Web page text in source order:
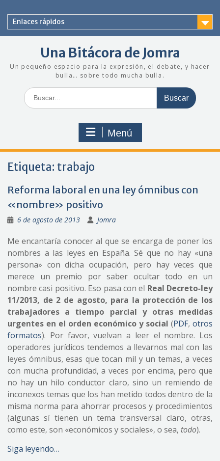
contenido
Enlaces rápidos
Una Bitácora de Jomra
Un pequeño espacio para la expresión, el debate, y hacer
bulla… sobre todo mucha bulla.
Buscar:
Menú
Etiqueta: trabajo
Reforma laboral en una ley ómnibus con
«nombre» positivo
6 de agosto de 2013 Jomra
Me encantaría conocer al que se encarga de poner los
nombres a las leyes en España. Sé que no hay «una
persona» con dicha ocupación, pero hay veces que
merece un premio por saber ocultar todo en un
nombre casi positivo. Eso pasa con el Real Decreto-ley
11/2013, de 2 de agosto, para la protección de los
trabajadores a tiempo parcial y otras medidas
urgentes en el orden económico y social (PDF, otros
formatos). Por favor, vuelvan a leer el nombre. Los
operadores jurídicos tendemos a llevarnos mal con las
leyes ómnibus, esas que tocan mil y un temas, a veces
con mucha profundidad, a veces por encima, pero que
no hay un hilo conductor claro, sino un remiendo de
inconexos temas que los han metido todos dentro de la
misma norma para ahorrar procesos y procedimientos
(algunas sí tienen un tema transversal claro, otras,
como este, son «económicos y sociales», o sea, todo).
Siga leyendo…